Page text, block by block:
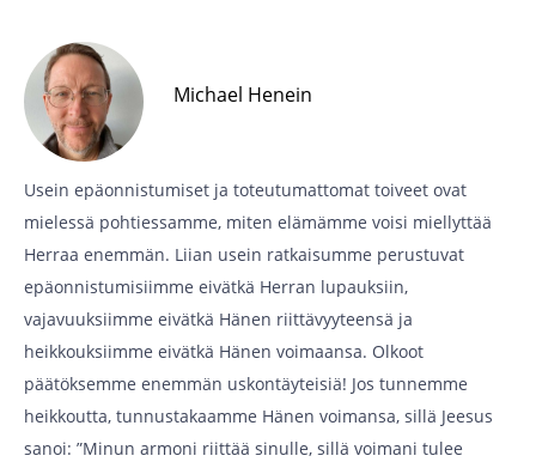
Michael Henein
Usein epäonnistumiset ja toteutumattomat toiveet ovat
mielessä pohtiessamme, miten elämämme voisi miellyttää
Herraa enemmän. Liian usein ratkaisumme perustuvat
epäonnistumisiimme eivätkä Herran lupauksiin,
vajavuuksiimme eivätkä Hänen riittävyyteensä ja
heikkouksiimme eivätkä Hänen voimaansa. Olkoot
päätöksemme enemmän uskontäyteisiä! Jos tunnemme
heikkoutta, tunnustakaamme Hänen voimansa, sillä Jeesus
sanoi: ”Minun armoni riittää sinulle, sillä voimani tulee